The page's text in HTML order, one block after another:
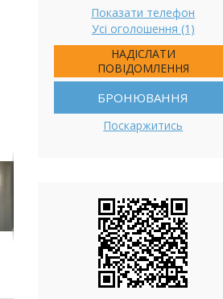
Показати телефон
Усі оголошення (1)
НАДІСЛАТИ
ПОВІДОМЛЕННЯ
БРОНЮВАННЯ
Поскаржитись